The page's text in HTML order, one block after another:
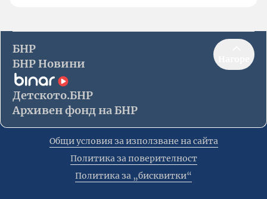
БНР
БНР Новини
Детското.БНР
Архивен фонд на БНР
Общи условия за използване на сайта
Политика за поверителност
Политика за „бисквитки“